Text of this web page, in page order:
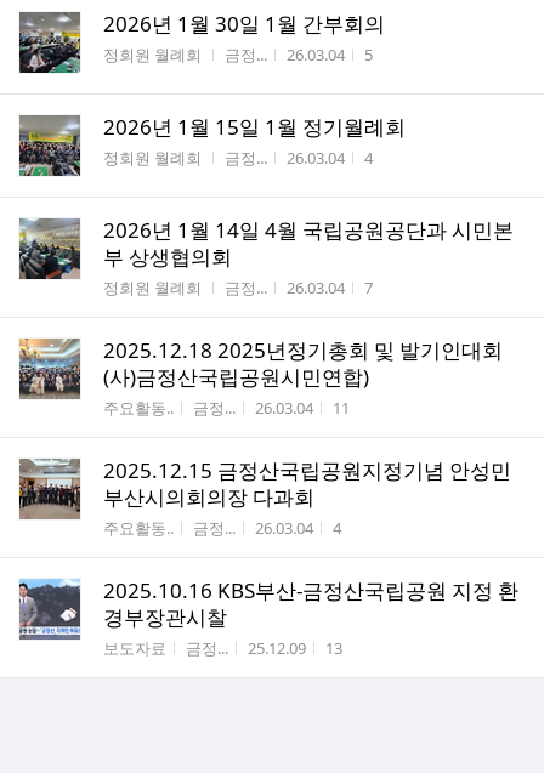
2026년 1월 30일 1월 간부회의
게시판명
정회원 월례회 작성자
금정... 작성시간
26.03.04 조회수
5
2026년 1월 15일 1월 정기월례회
게시판명
정회원 월례회 작성자
금정... 작성시간
26.03.04 조회수
4
2026년 1월 14일 4월 국립공원공단과 시민본
부 상생협의회
게시판명
정회원 월례회 작성자
금정... 작성시간
26.03.04 조회수
7
2025.12.18 2025년정기총회 및 발기인대회
(사)금정산국립공원시민연합)
게시판명
주요활동.. 작성자
금정... 작성시간
26.03.04 조회수
11
2025.12.15 금정산국립공원지정기념 안성민
부산시의회의장 다과회
게시판명
주요활동.. 작성자
금정... 작성시간
26.03.04 조회수
4
2025.10.16 KBS부산-금정산국립공원 지정 환
경부장관시찰
게시판명
보도자료 작성자
금정... 작성시간
25.12.09 조회수
13